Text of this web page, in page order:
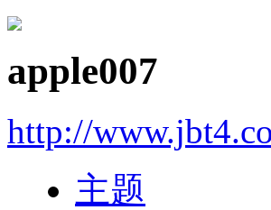
apple007
http://
主题